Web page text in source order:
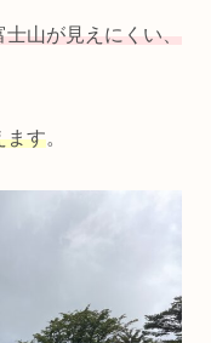
士山が見えにくい、
ます。